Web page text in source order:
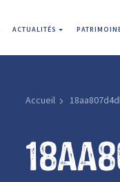
ACTUALITÉS
Accueil